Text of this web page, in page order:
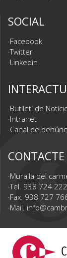
SOCIAL
Facebook
Twitter
Linkedin
Butlletí de
Intranet
Canal de
CONTACTE
Muralla del
Tel. 938 724 222
Fax. 938 727
Mail.